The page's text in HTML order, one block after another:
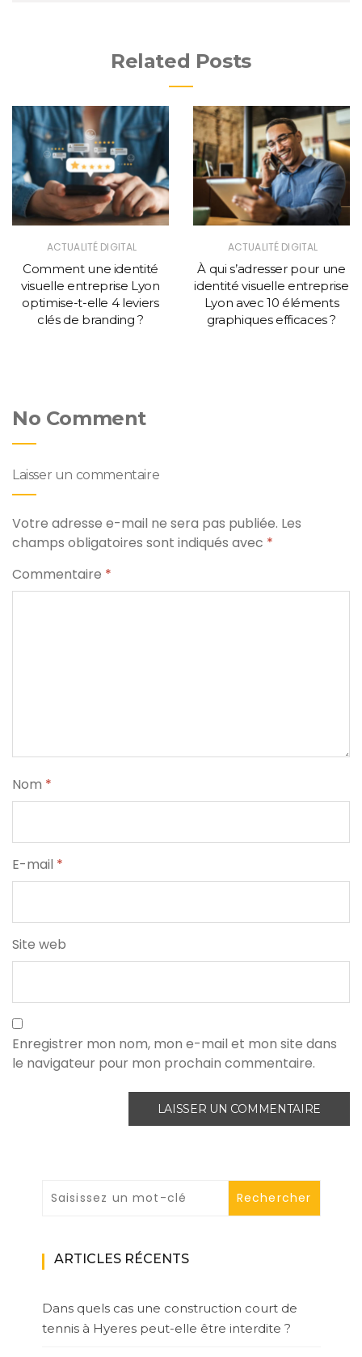
Related Posts
ACTUALITÉ DIGITAL
Comment une identité
visuelle entreprise Lyon
optimise-t-elle 4 leviers
clés de branding ?
ACTUALITÉ DIGITAL
À qui s’adresser pour une
identité visuelle entreprise
Lyon avec 10 éléments
graphiques efficaces ?
No Comment
Laisser un commentaire
Votre adresse e-mail ne sera pas publiée. Les
champs obligatoires sont indiqués avec *
Commentaire *
Nom *
E-mail *
Site web
Enregistrer mon nom, mon e-mail et mon site dans
le navigateur pour mon prochain commentaire.
ARTICLES RÉCENTS
Dans quels cas une construction court de
tennis à Hyeres peut-elle être interdite ?